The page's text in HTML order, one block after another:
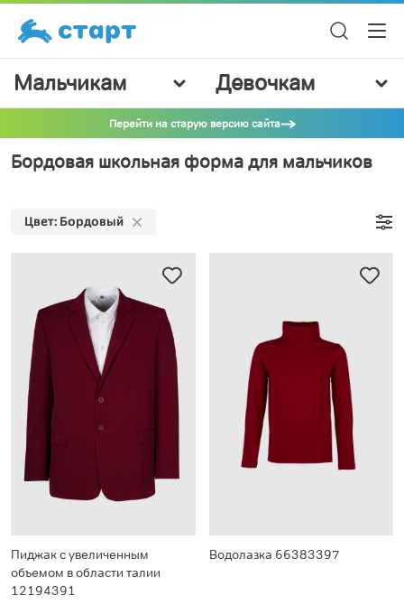
Мальчикам Девочкам
Перейти на старую версию сайта
Бордовая школьная форма для мальчиков
Цвет: Бордовый
Пиджак с увеличенным
объемом в области талии
12194391
Водолазка 66383397